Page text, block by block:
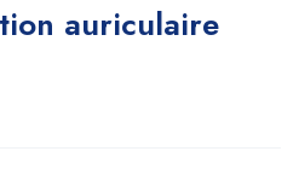
auriculaire